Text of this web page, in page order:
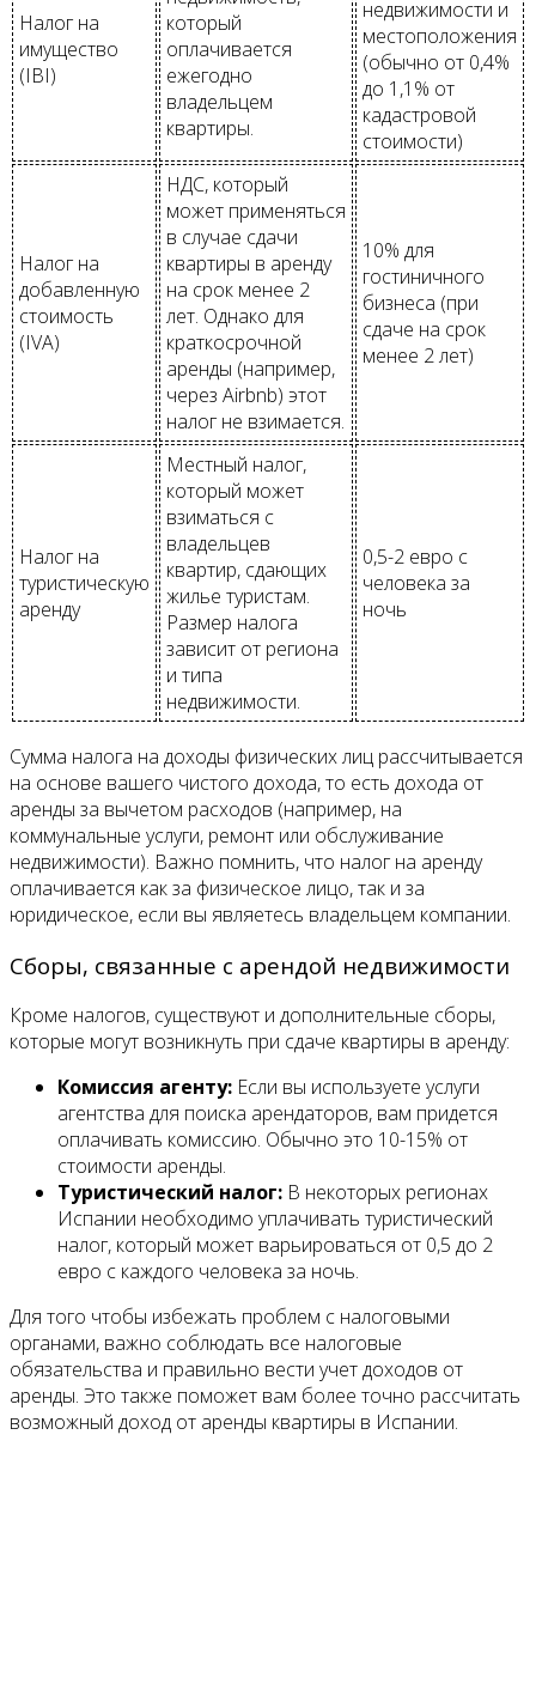
Налог на
имущество
(IBI)
который
оплачивается
ежегодно
владельцем
квартиры.
недвижимости и
местоположения
(обычно от 0,4%
до 1,1% от
кадастровой
стоимости)
Налог на
добавленную
стоимость
(IVA)
НДС, который
может применяться
в случае сдачи
квартиры в аренду
на срок менее 2
лет. Однако для
краткосрочной
аренды (например,
через Airbnb) этот
налог не взимается.
10% для
гостиничного
бизнеса (при
сдаче на срок
менее 2 лет)
Налог на
туристическую
аренду
Местный налог,
который может
взиматься с
владельцев
квартир, сдающих
жилье туристам.
Размер налога
зависит от региона
и типа
недвижимости.
0,5-2 евро с
человека за
ночь
Сумма налога на доходы физических лиц рассчитывается
на основе вашего чистого дохода, то есть дохода от
аренды за вычетом расходов (например, на
коммунальные услуги, ремонт или обслуживание
недвижимости). Важно помнить, что налог на аренду
оплачивается как за физическое лицо, так и за
юридическое, если вы являетесь владельцем компании.
Сборы, связанные с арендой недвижимости
Кроме налогов, существуют и дополнительные сборы,
которые могут возникнуть при сдаче квартиры в аренду:
Комиссия агенту: Если вы используете услуги
агентства для поиска арендаторов, вам придется
оплачивать комиссию. Обычно это 10-15% от
стоимости аренды.
Туристический налог: В некоторых регионах
Испании необходимо уплачивать туристический
налог, который может варьироваться от 0,5 до 2
евро с каждого человека за ночь.
Для того чтобы избежать проблем с налоговыми
органами, важно соблюдать все налоговые
обязательства и правильно вести учет доходов от
аренды. Это также поможет вам более точно рассчитать
возможный доход от аренды квартиры в Испании.